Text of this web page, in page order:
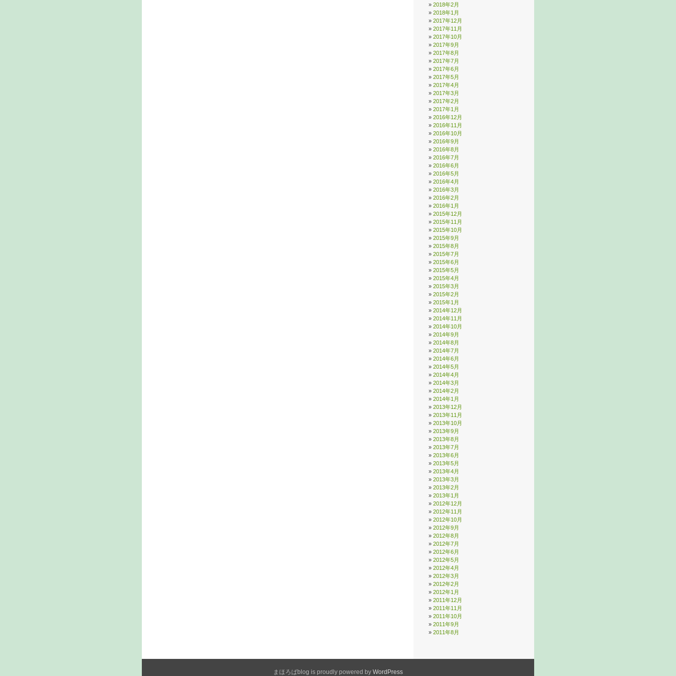
2018年2月
2018年1月
2017年12月
2017年11月
2017年10月
2017年9月
2017年8月
2017年7月
2017年6月
2017年5月
2017年4月
2017年3月
2017年2月
2017年1月
2016年12月
2016年11月
2016年10月
2016年9月
2016年8月
2016年7月
2016年6月
2016年5月
2016年4月
2016年3月
2016年2月
2016年1月
2015年12月
2015年11月
2015年10月
2015年9月
2015年8月
2015年7月
2015年6月
2015年5月
2015年4月
2015年3月
2015年2月
2015年1月
2014年12月
2014年11月
2014年10月
2014年9月
2014年8月
2014年7月
2014年6月
2014年5月
2014年4月
2014年3月
2014年2月
2014年1月
2013年12月
2013年11月
2013年10月
2013年9月
2013年8月
2013年7月
2013年6月
2013年5月
2013年4月
2013年3月
2013年2月
2013年1月
2012年12月
2012年11月
2012年10月
2012年9月
2012年8月
2012年7月
2012年6月
2012年5月
2012年4月
2012年3月
2012年2月
2012年1月
2011年12月
2011年11月
2011年10月
2011年9月
2011年8月
まほろばblog is proudly powered by WordPress